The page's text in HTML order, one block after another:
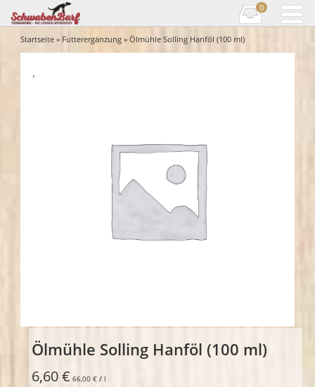
0
Startseite » Futterergänzung » Ölmühle Solling Hanföl (100 ml)
Ölmühle Solling Hanföl (100 ml)
6,60€ 66,00 € / l